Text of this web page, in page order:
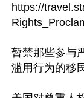
https://
暂禁那些参与
滥用行为的移